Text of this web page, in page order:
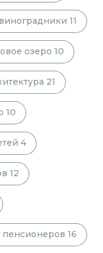
11
озеро 10
21
10
4
12
пенсионеров 16